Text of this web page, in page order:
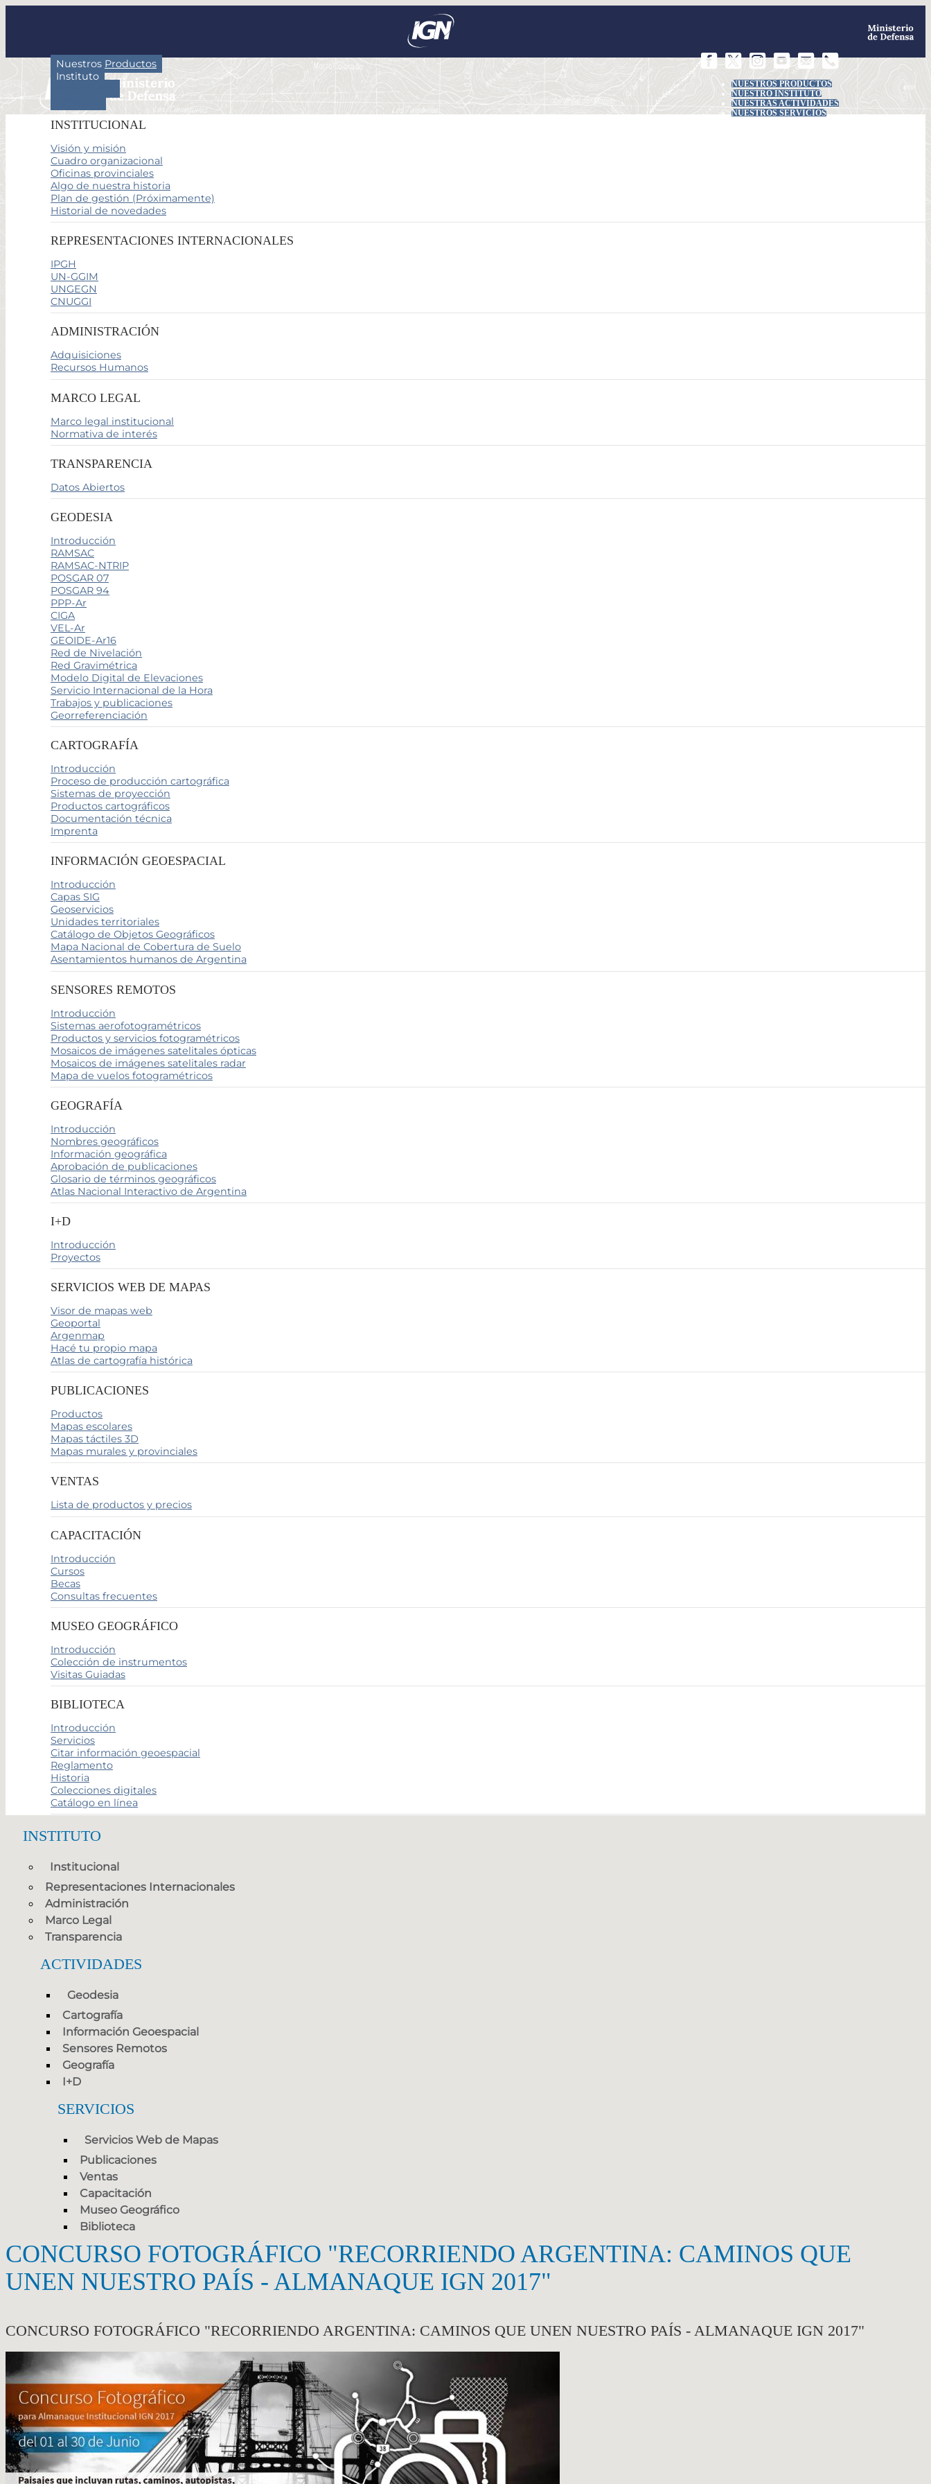
NUESTROS PRODUCTOS
NUESTRO INSTITUTO
NUESTRAS ACTIVIDADES
NUESTROS SERVICIOS
Nuestros Productos
Instituto
INSTITUCIONAL
Visión y misión
Cuadro organizacional
Oficinas provinciales
Algo de nuestra historia
Plan de gestión (Próximamente)
Historial de novedades
REPRESENTACIONES INTERNACIONALES
IPGH
UN-GGIM
UNGEGN
CNUGGI
ADMINISTRACIÓN
Adquisiciones
Recursos Humanos
MARCO LEGAL
Marco legal institucional
Normativa de interés
TRANSPARENCIA
Datos Abiertos
GEODESIA
Introducción
RAMSAC
RAMSAC-NTRIP
POSGAR 07
POSGAR 94
PPP-Ar
CIGA
VEL-Ar
GEOIDE-Ar16
Red de Nivelación
Red Gravimétrica
Modelo Digital de Elevaciones
Servicio Internacional de la Hora
Trabajos y publicaciones
Georreferenciación
CARTOGRAFÍA
Introducción
Proceso de producción cartográfica
Sistemas de proyección
Productos cartográficos
Documentación técnica
Imprenta
INFORMACIÓN GEOESPACIAL
Introducción
Capas SIG
Geoservicios
Unidades territoriales
Catálogo de Objetos Geográficos
Mapa Nacional de Cobertura de Suelo
Asentamientos humanos de Argentina
SENSORES REMOTOS
Introducción
Sistemas aerofotogramétricos
Productos y servicios fotogramétricos
Mosaicos de imágenes satelitales ópticas
Mosaicos de imágenes satelitales radar
Mapa de vuelos fotogramétricos
GEOGRAFÍA
Introducción
Nombres geográficos
Información geográfica
Aprobación de publicaciones
Glosario de términos geográficos
Atlas Nacional Interactivo de Argentina
I+D
Introducción
Proyectos
SERVICIOS WEB DE MAPAS
Visor de mapas web
Geoportal
Argenmap
Hacé tu propio mapa
Atlas de cartografía histórica
PUBLICACIONES
Productos
Mapas escolares
Mapas táctiles 3D
Mapas murales y provinciales
VENTAS
Lista de productos y precios
CAPACITACIÓN
Introducción
Cursos
Becas
Consultas frecuentes
MUSEO GEOGRÁFICO
Introducción
Colección de instrumentos
Visitas Guiadas
BIBLIOTECA
Introducción
Servicios
Citar información geoespacial
Reglamento
Historia
Colecciones digitales
Catálogo en línea
INSTITUTO
Institucional
Representaciones Internacionales
Administración
Marco Legal
Transparencia
ACTIVIDADES
Geodesia
Cartografía
Información Geoespacial
Sensores Remotos
Geografía
I+D
SERVICIOS
Servicios Web de Mapas
Publicaciones
Ventas
Capacitación
Museo Geográfico
Biblioteca
CONCURSO FOTOGRÁFICO "RECORRIENDO ARGENTINA: CAMINOS QUE
UNEN NUESTRO PAÍS - ALMANAQUE IGN 2017"
CONCURSO FOTOGRÁFICO "RECORRIENDO ARGENTINA: CAMINOS QUE UNEN NUESTRO PAÍS - ALMANAQUE IGN 2017"